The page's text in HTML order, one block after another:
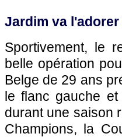
Jardim va l'adorer
Sportivement, le
belle opération
Belge de 29 ans
le flanc gauche
durant une saison
Champions, la